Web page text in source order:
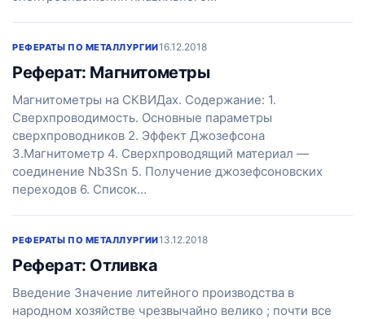
РЕФЕРАТЫ ПО МЕТАЛЛУРГИИ16.12.2018
Реферат: Магнитометры
Магнитометры на СКВИДах. Содержание: 1.
Сверхпроводимость. Основные параметры
сверхпроводников 2. Эффект Джозефсона
3.Магнитометр 4. Сверхпроводящий материал —
соединение Nb3Sn 5. Получение джозефсоновских
переходов 6. Список…
РЕФЕРАТЫ ПО МЕТАЛЛУРГИИ13.12.2018
Реферат: Отливка
Введение Значение литейного производства в
народном хозяйстве чрезвычайно велико ; почти все